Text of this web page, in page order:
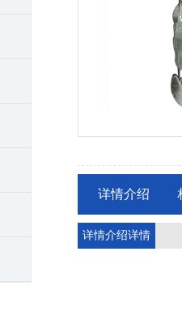
详情介绍
详情介绍详情